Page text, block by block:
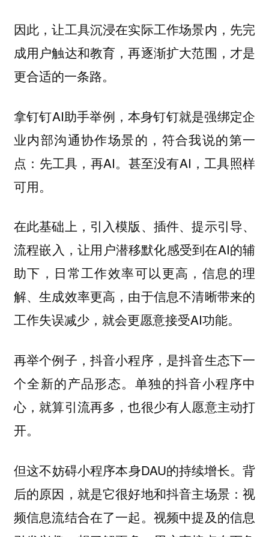
因此，让工具沉浸在实际工作场景内，先完
成用户触达和教育，再逐渐扩大范围，才是
更合适的一条路。
拿钉钉AI助手举例，本身钉钉就是强绑定企
业内部沟通协作场景的，符合我说的第一
点：先工具，再AI。甚至没有AI，工具照样
可用。
在此基础上，引入模版、插件、提示引导、
流程嵌入，让用户潜移默化感受到在AI的辅
助下，日常工作效率可以更高，信息的理
解、生成效率更高，由于信息不清晰带来的
工作失误减少，就会更愿意接受AI功能。
再举个例子，抖音小程序，是抖音生态下一
个全新的产品形态。单独的抖音小程序中
心，就算引流再多，也很少有人愿意主动打
开。
但这不妨碍小程序本身DAU的持续增长。背
后的原因，就是它很好地和抖音主场景：视
频信息流结合在了一起。视频中提及的信息